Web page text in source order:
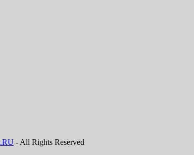
- All Rights Reserved